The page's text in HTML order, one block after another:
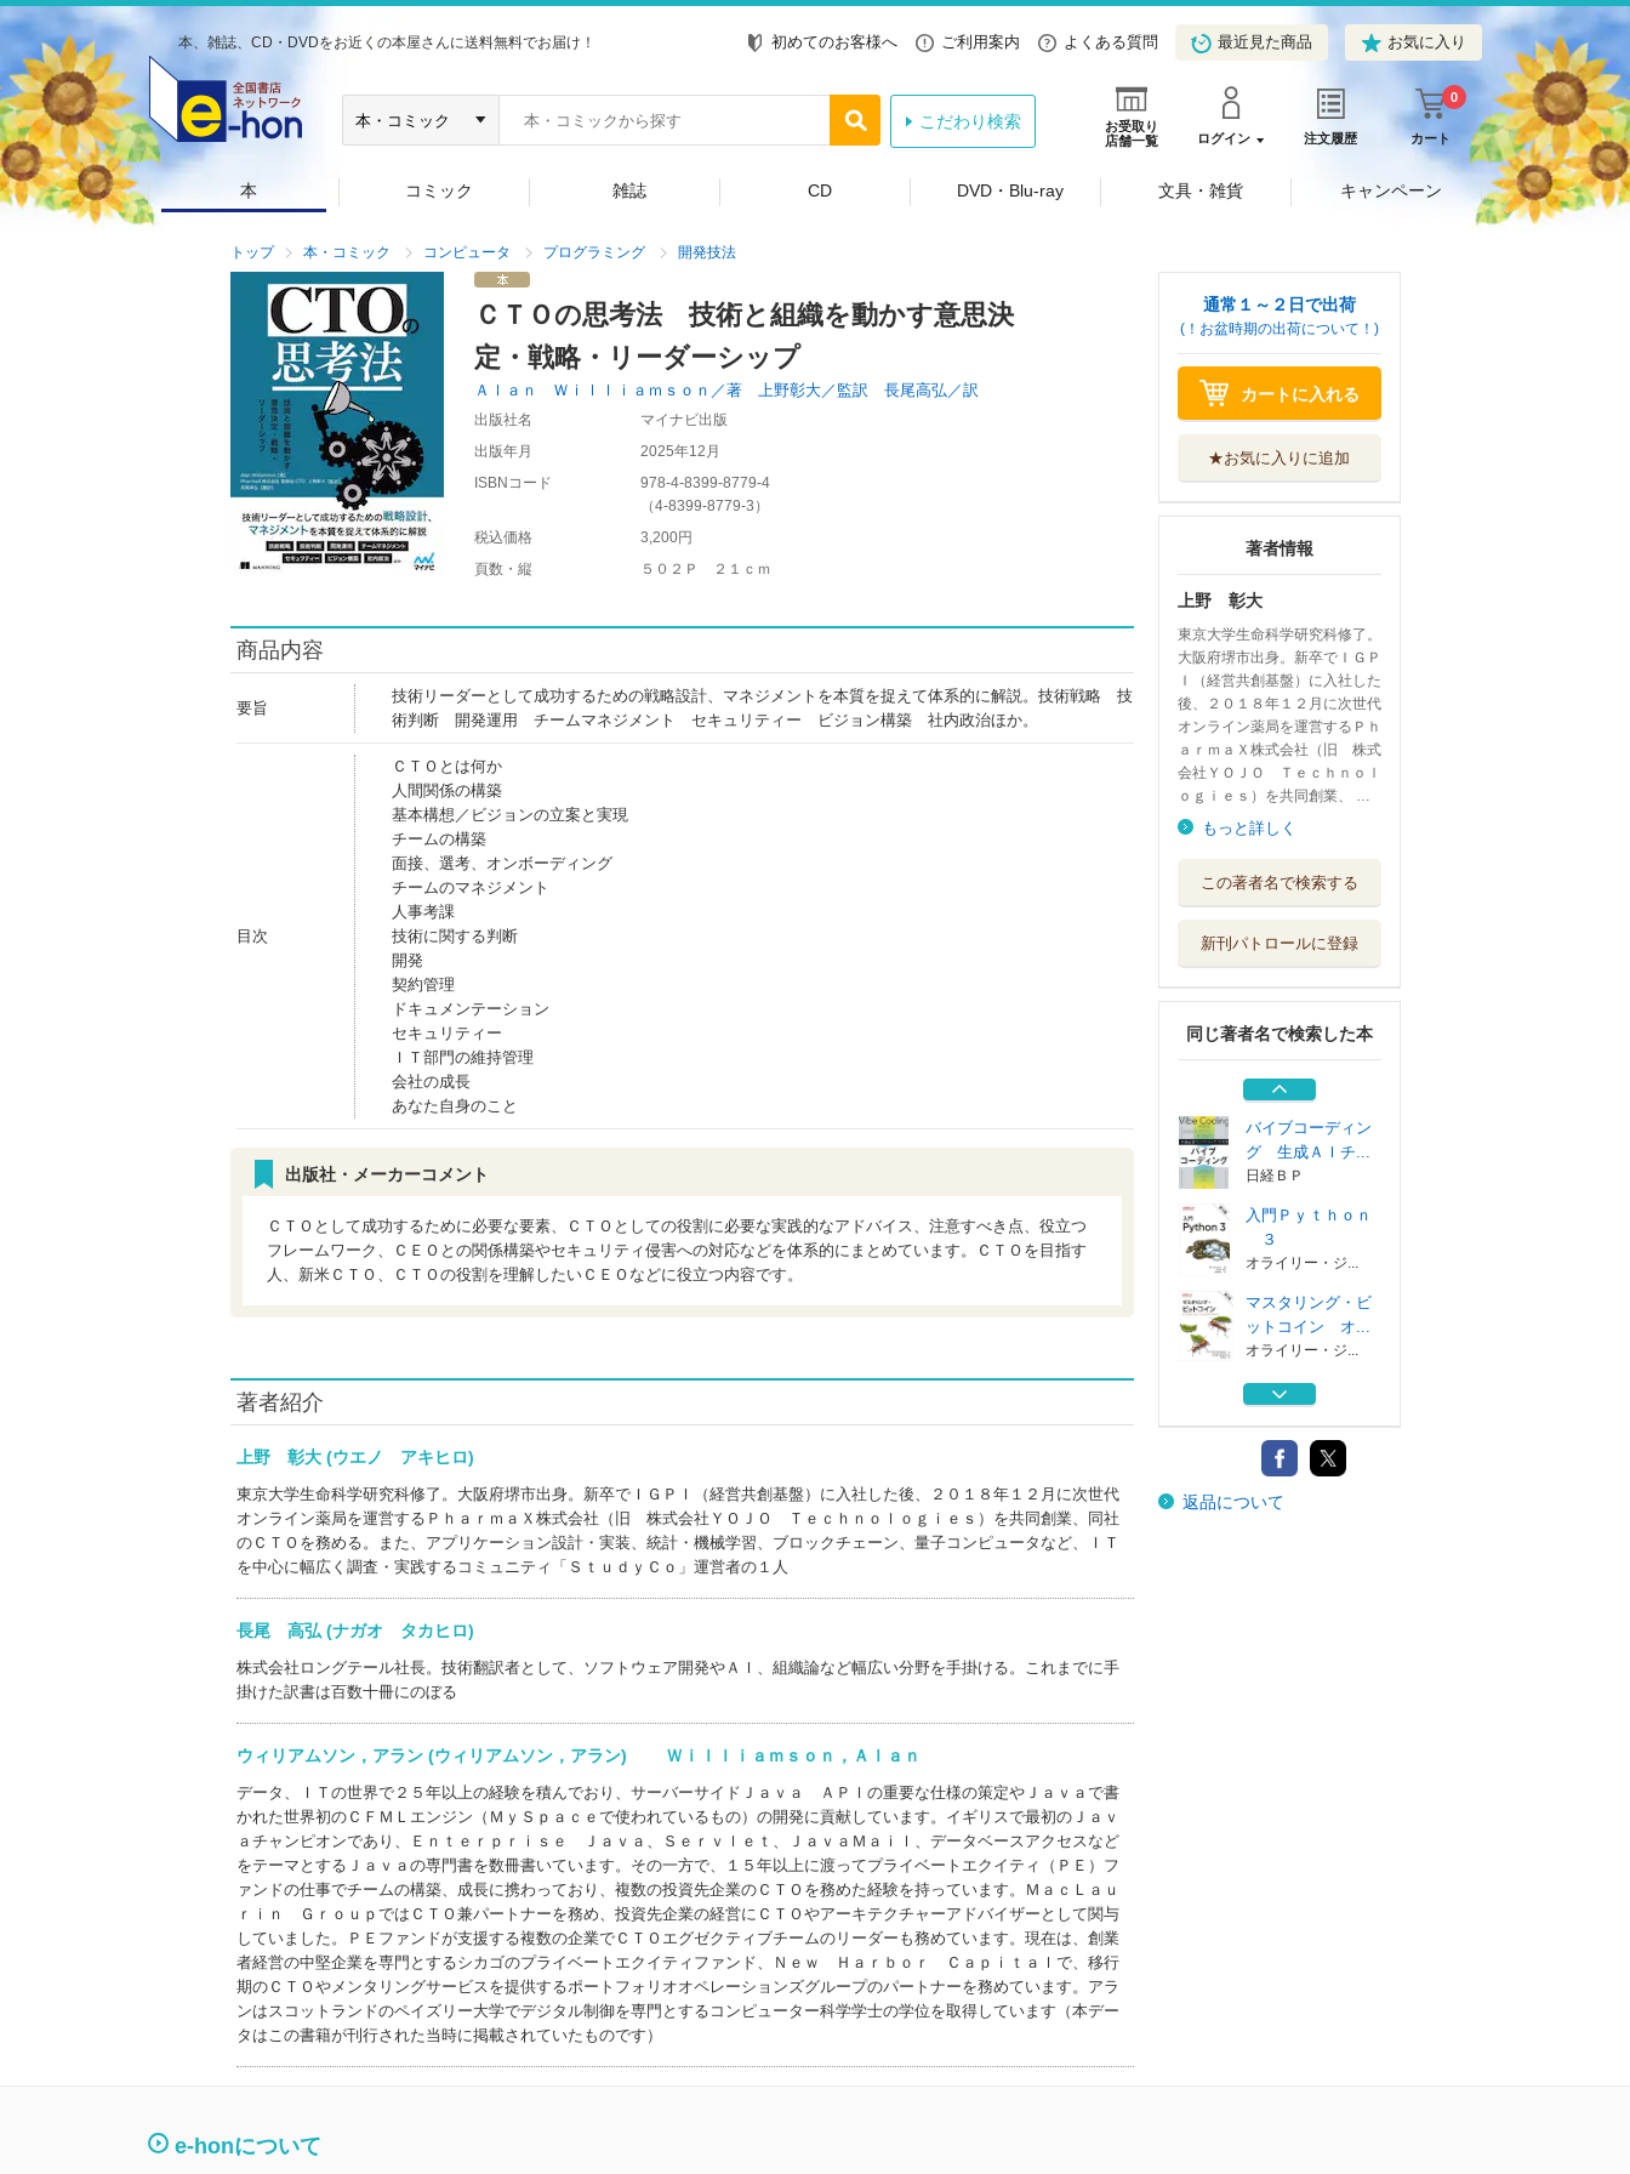
本、雑誌、CD・DVDをお近くの本屋さんに送料無料でお届け！ 初めてのお客様へ ご利用案内 よくある質問 最近見た商品 お気に入り
お受取り
店舗一覧
ログイン 注文履歴 カート
0
こだわり検索
本 コミック 雑誌 CD DVD・Blu-ray 文具・雑貨 キャンペーン
トップ 本・コミック コンピュータ プログラミング 開発技法
ＣＴＯの思考法 技術と組織を動かす意思決
定・戦略・リーダーシップ
Ａｌａｎ Ｗｉｌｌｉａｍｓｏｎ／著 上野彰大／監訳 長尾高弘／訳
出版社名
マイナビ出版
出版年月
2025年12月
ISBNコード
978-4-8399-8779-4
（4-8399-8779-3 ）
税込価格
3,200円
頁数・縦
５０２Ｐ ２１ｃｍ
商品内容
要旨
技術リーダーとして成功するための戦略設計、マネジメントを本質を捉えて体系的に解説。技術戦略 技
術判断 開発運用 チームマネジメント セキュリティー ビジョン構築 社内政治ほか。
目次
ＣＴＯとは何か
人間関係の構築
基本構想／ビジョンの立案と実現
チームの構築
面接、選考、オンボーディング
チームのマネジメント
人事考課
技術に関する判断
開発
契約管理
ドキュメンテーション
セキュリティー
ＩＴ部門の維持管理
会社の成長
あなた自身のこと
出版社・メーカーコメント
ＣＴＯとして成功するために必要な要素、ＣＴＯとしての役割に必要な実践的なアドバイス、注意すべき点、役立つ
フレームワーク、ＣＥＯとの関係構築やセキュリティ侵害への対応などを体系的にまとめています。ＣＴＯを目指す
人、新米ＣＴＯ、ＣＴＯの役割を理解したいＣＥＯなどに役立つ内容です。
著者紹介
上野 彰大 (ウエノ アキヒロ)
東京大学生命科学研究科修了。大阪府堺市出身。新卒でＩＧＰＩ（経営共創基盤）に入社した後、２０１８年１２月に次世代
オンライン薬局を運営するＰｈａｒｍａＸ株式会社（旧 株式会社ＹＯＪＯ Ｔｅｃｈｎｏｌｏｇｉｅｓ）を共同創業、同社
のＣＴＯを務める。また、アプリケーション設計・実装、統計・機械学習、ブロックチェーン、量子コンピュータなど、ＩＴ
を中心に幅広く調査・実践するコミュニティ「ＳｔｕｄｙＣｏ」運営者の１人
長尾 高弘 (ナガオ タカヒロ)
株式会社ロングテール社長。技術翻訳者として、ソフトウェア開発やＡＩ、組織論など幅広い分野を手掛ける。これまでに手
掛けた訳書は百数十冊にのぼる
ウィリアムソン，アラン (ウィリアムソン，アラン) Ｗｉｌｌｉａｍｓｏｎ，Ａｌａｎ
データ、ＩＴの世界で２５年以上の経験を積んでおり、サーバーサイドＪａｖａ ＡＰＩの重要な仕様の策定やＪａｖａで書
かれた世界初のＣＦＭＬエンジン（ＭｙＳｐａｃｅで使われているもの）の開発に貢献しています。イギリスで最初のＪａｖ
ａチャンピオンであり、Ｅｎｔｅｒｐｒｉｓｅ Ｊａｖａ、Ｓｅｒｖｌｅｔ、ＪａｖａＭａｉｌ、データベースアクセスなど
をテーマとするＪａｖａの専門書を数冊書いています。その一方で、１５年以上に渡ってプライベートエクイティ（ＰＥ）フ
ァンドの仕事でチームの構築、成長に携わっており、複数の投資先企業のＣＴＯを務めた経験を持っています。ＭａｃＬａｕ
ｒｉｎ ＧｒｏｕｐではＣＴＯ兼パートナーを務め、投資先企業の経営にＣＴＯやアーキテクチャーアドバイザーとして関与
していました。ＰＥファンドが支援する複数の企業でＣＴＯエグゼクティブチームのリーダーも務めています。現在は、創業
者経営の中堅企業を専門とするシカゴのプライベートエクイティファンド、Ｎｅｗ Ｈａｒｂｏｒ Ｃａｐｉｔａｌで、移行
期のＣＴＯやメンタリングサービスを提供するポートフォリオオペレーションズグループのパートナーを務めています。アラ
ンはスコットランドのペイズリー大学でデジタル制御を専門とするコンピューター科学学士の学位を取得しています（本デー
タはこの書籍が刊行された当時に掲載されていたものです）
通常１～２日で出荷
(！お盆時期の出荷について！)
カートに入れる
★お気に入りに追加
著者情報
上野 彰大
東京大学生命科学研究科修了。
大阪府堺市出身。新卒でＩＧＰ
Ｉ（経営共創基盤）に入社した
後、２０１８年１２月に次世代
オンライン薬局を運営するＰｈ
ａｒｍａＸ株式会社（旧 株式
会社ＹＯＪＯ Ｔｅｃｈｎｏｌ
ｏｇｉｅｓ）を共同創業、 …
もっと詳しく
この著者名で検索する
新刊パトロールに登録
同じ著者名で検索した本
ットコイン オ...
データビジュアラ
マイナビ出版
Ｗｉｒｉｎｇ ｔ
ｈｅ Ｗｉｎｎ...
日本能率協会マ...
バイブコーディン
グ 生成ＡＩチ...
日経ＢＰ
入門Ｐｙｔｈｏｎ
３
オライリー・ジ...
マスタリング・ビ
ットコイン オ...
オライリー・ジ...
データビジュアラ
マイナビ出版
Ｗｉｒｉｎｇ ｔ
ｈｅ Ｗｉｎｎ...
返品について
e-honについて